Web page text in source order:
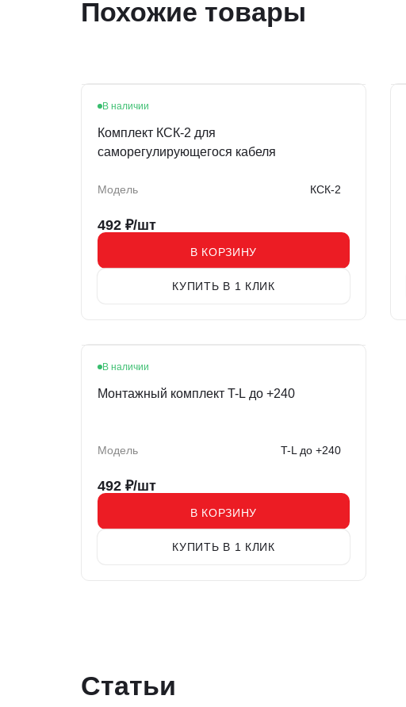
Похожие товары
В наличии
Комплект КСК-2 для
саморегулирующегося кабеля
Модель КСК-2
492 ₽/шт
В КОРЗИНУ
КУПИТЬ В 1 КЛИК
В наличии
Монтажный комплект T-L до +240
Модель T-L до +240
492 ₽/шт
В КОРЗИНУ
КУПИТЬ В 1 КЛИК
Статьи